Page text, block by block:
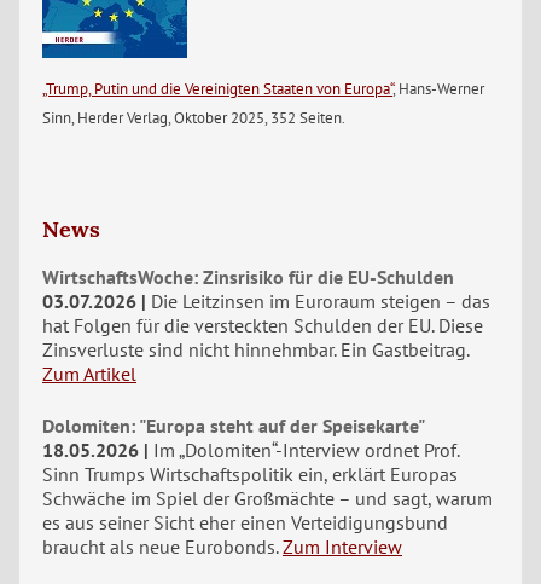
„Trump, Putin und die Vereinigten Staaten von Europa“, Hans-Werner
Sinn, Herder Verlag, Oktober 2025, 352 Seiten.
News
WirtschaftsWoche: Zinsrisiko für die EU-Schulden
03.07.2026
Die Leitzinsen im Euroraum steigen – das
hat Folgen für die versteckten Schulden der EU. Diese
Zinsverluste sind nicht hinnehmbar. Ein Gastbeitrag.
Zum Artikel
Dolomiten: "Europa steht auf der Speisekarte"
18.05.2026
Im „Dolomiten“-Interview ordnet Prof.
Sinn Trumps Wirtschaftspolitik ein, erklärt Europas
Schwäche im Spiel der Großmächte – und sagt, warum
es aus seiner Sicht eher einen Verteidigungsbund
braucht als neue Eurobonds. Zum Interview